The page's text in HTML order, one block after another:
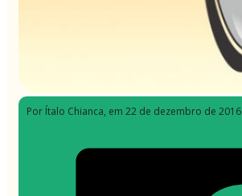
Por Ítalo Chianca, em 22 de dezembro de 2016